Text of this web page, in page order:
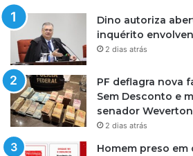
Dino autoriza
inquérito
2 dias atrás
PF deflagra nova
Sem Desconto e
senador
2 dias atrás
Homem preso